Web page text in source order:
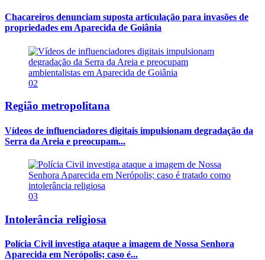
Chacareiros denunciam suposta articulação para invasões de
propriedades em Aparecida de Goiânia
02
Região metropolitana
Vídeos de influenciadores digitais impulsionam degradação da
Serra da Areia e preocupam...
03
Intolerância religiosa
Polícia Civil investiga ataque a imagem de Nossa Senhora
Aparecida em Nerópolis; caso é...